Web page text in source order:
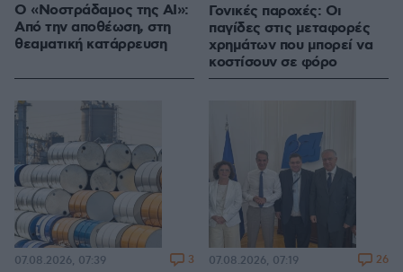
Ο «Νοστράδαμος της AI»:
Από την αποθέωση, στη
θεαματική κατάρρευση
Γονικές παροχές: Οι
παγίδες στις μεταφορές
χρημάτων που μπορεί να
κοστίσουν σε φόρο
07.08.2026, 07:39 3 07.08.2026, 07:19 26